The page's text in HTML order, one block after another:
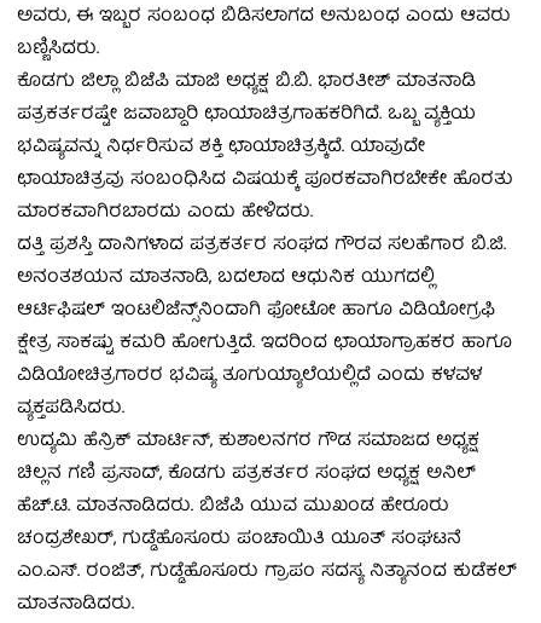
ಅವರು, ಈ ಇಬ್ಬರ ಸಂಬಂಧ ಬಿಡಿಸಲಾಗದ ಅನುಬಂಧ ಎಂದು ಆವರು
ಬಣ್ಣಿಸಿದರು.
ಕೊಡಗು ಜಿಲ್ಲಾ ಬಿಜೆಪಿ ಮಾಜಿ ಅಧ್ಯಕ್ಷ ಬಿ.ಬಿ. ಭಾರತೀಶ್ ಮಾತನಾಡಿ
ಪತ್ರಕರ್ತರಷ್ಟೇ ಜವಾಬ್ದಾರಿ ಛಾಯಾಚಿತ್ರಗಾಹಕರಿಗಿದೆ. ಒಬ್ಬ ವ್ಯಕ್ತಿಯ
ಭವಿಷ್ಯವನ್ನು ನಿರ್ಧರಿಸುವ ಶಕ್ತಿ ಛಾಯಾಚಿತ್ರಕ್ಕಿದೆ. ಯಾವುದೇ
ಛಾಯಾಚಿತ್ರವು ಸಂಬಂಧಿಸಿದ ವಿಷಯಕ್ಕೆ ಪೂರಕವಾಗಿರಬೇಕೇ ಹೊರತು
ಮಾರಕವಾಗಿರಬಾರದು ಎಂದು ಹೇಳಿದರು.
ದತ್ತಿ ಪ್ರಶಸ್ತಿ ದಾನಿಗಳಾದ ಪತ್ರಕರ್ತರ ಸಂಘದ ಗೌರವ ಸಲಹೆಗಾರ ಬಿ.ಜಿ.
ಅನಂತಶಯನ ಮಾತನಾಡಿ, ಬದಲಾದ ಆಧುನಿಕ ಯುಗದಲ್ಲಿ
ಆರ್ಟಿಫಿಷಲ್ ಇಂಟಲಿಜೆನ್ಸ್‌ನಿಂದಾಗಿ ಫೋಟೋ ಹಾಗೂ ವಿಡಿಯೋಗ್ರಫಿ
ಕ್ಷೇತ್ರ ಸಾಕಷ್ಟು ಕಮರಿ ಹೋಗುತ್ತಿದೆ. ಇದರಿಂದ ಛಾಯಾಗ್ರಾಹಕರ ಹಾಗೂ
ವಿಡಿಯೋಚಿತ್ರಗಾರರ ಭವಿಷ್ಯ ತೂಗುಯ್ಯಾಲೆಯಲ್ಲಿದೆ ಎಂದು ಕಳವಳ
ವ್ಯಕ್ತಪಡಿಸಿದರು.
ಉದ್ಯಮಿ ಹೆನ್ರಿಕ್ ಮಾರ್ಟಿನ್, ಕುಶಾಲನಗರ ಗೌಡ ಸಮಾಜದ ಅಧ್ಯಕ್ಷ
ಚಿಲ್ಲನ ಗಣಿ ಪ್ರಸಾದ್, ಕೊಡಗು ಪತ್ರಕರ್ತರ ಸಂಘದ ಅಧ್ಯಕ್ಷ ಅನಿಲ್
ಹೆಚ್.ಟಿ. ಮಾತನಾಡಿದರು. ಬಿಜೆಪಿ ಯುವ ಮುಖಂಡ ಹೇರೂರು
ಚಂದ್ರಶೇಖರ್, ಗುಡ್ಡೆಹೊಸೂರು ಪಂಚಾಯಿತಿ ಯೂತ್ ಸಂಘಟನೆ
ಎಂ.ಎಸ್. ರಂಜಿತ್, ಗುಡ್ಡೆಹೊಸೂರು ಗ್ರಾಪಂ ಸದಸ್ಯ ನಿತ್ಯಾನಂದ ಕುಡೆಕಲ್
ಮಾತನಾಡಿದರು.